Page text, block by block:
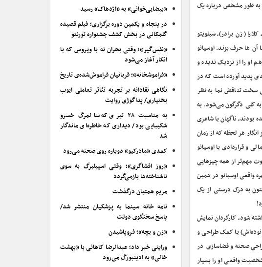
به طور مشخص درباره یک
( زن برادر)، سیلویتو
آن ها حرف بزند. اوسیانو
را از نزدیک ندیده و
پدید آورده است که در
سخت تناقض نما به نظر
کلی دگرگون می‌شود. به
بودند، ناگهان با شاعری
هر لحظه که از زمان
و قراردادی با اوسیانو
مهم‌تر از همه چیزهایی
واقعی اوسیانو در همین
به درک درستی از یک
شود، کارگردان نمایش
با کمک طراحی و
صحنه و فضاسازی در
واقعی او را بسیار
«بیضایی‌خوانی» به «اژدهاک» رسید
در پنجاه و یکمین دوره برگزاری؛ فیلم قصیده
گلمکانی در بخش کشف جشنواره تورنتو
«نفس‌گیر»؛ وقتی بحران نه با ویروس که با
انکار آغاز می‌شود
«فراموشخانه»؛ قربانیان فراموش‌شده‌ی تاریخ
نگاهی نقادانه بر تجربه تئاتر تعاملی ایوب
بختیاری/ پداگوژی روایت
به مناسبت ۲۸ تیری که سالمرگ خسرو
شکیبایی بود/ دیداری که خاطره‌ای ماندگار
شد
کمدی «مادرکیو» دوباره روی صحنه می‌رود
«روز افشاگری»؛ وقتی اسپیلبرگ به سوی
ناشناخته‌ها بازمی‌گردد
مریم همتیان درگذشت
نامه خانه سینما به پزشکیان منتشر شد/
پاسخ سخنگوی دولت
«زن و بچه»؛ فروپاشیدن
ورایتی خبر داد؛ عبدالرضا کاهانی با «بهشت
خالی» به ادینبورگ می‌رود